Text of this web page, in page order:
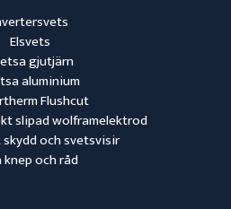
Elsvets
gjutjärn
aluminium
Flushcut
slipad wolframelektrod
och svetsvisir
knep och råd